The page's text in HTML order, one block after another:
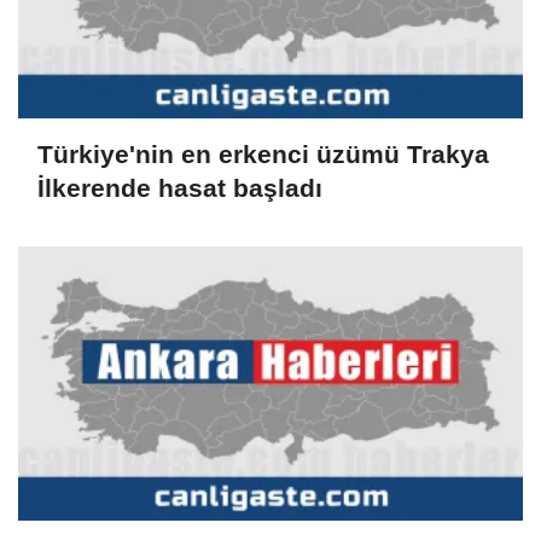
Türkiye'nin en erkenci üzümü Trakya
İlkerende hasat başladı